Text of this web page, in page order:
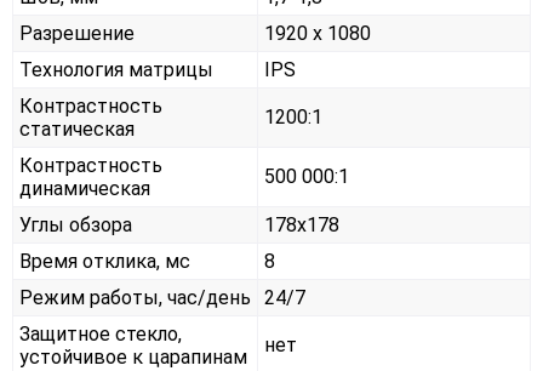
Разрешение
1920 x 1080
Технология матрицы
IPS
Контрастность
статическая
1200:1
Контрастность
динамическая
500 000:1
Углы обзора
178x178
Время отклика, мс
8
Режим работы, час/день
24/7
Защитное стекло,
устойчивое к царапинам
нет